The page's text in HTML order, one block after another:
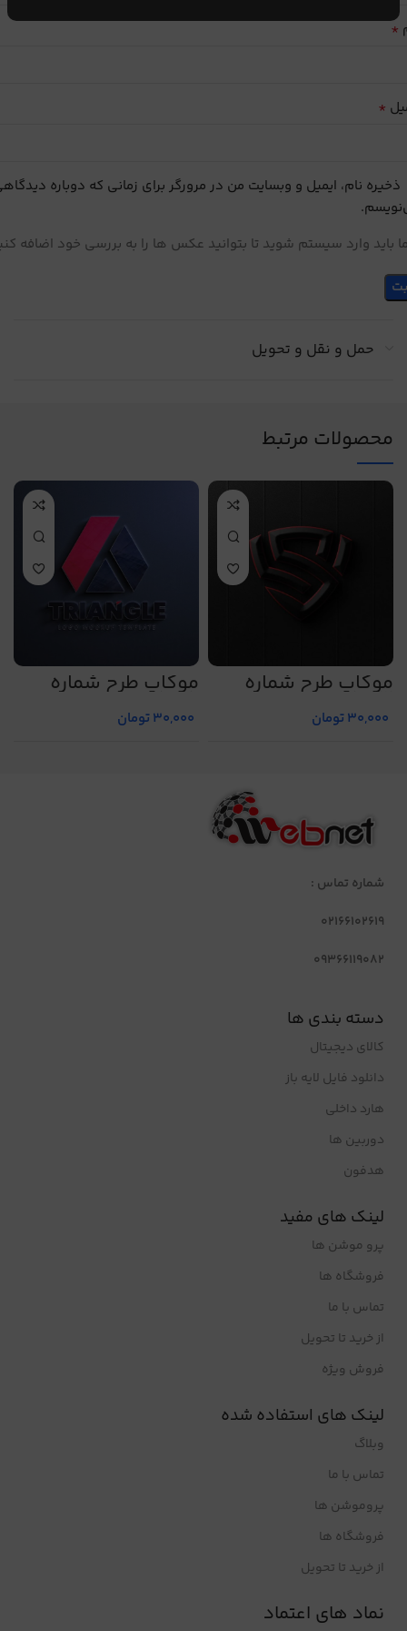
*
*
ذخیره نام، ایمیل و وبسایت من در مرورگر برای زمانی که دوباره
باید وارد سیستم شوید تا بتوانید عکس ها را به بررسی خود اضافه
حمل و نقل و تحویل
محصولات مرتبط
موکاپ طرح شماره
5022
30,000تومان
موکاپ طرح شماره
5015
30,000تومان
شماره تماس :
02166102619
09366119082
دسته بندی ها
کالای دیجیتال
دانلود فایل لایه باز
هارد داخلی
دوربین ها
هدفون
لینک های مفید
پرو موشن ها
فروشگاه ها
تماس با ما
از خرید تا تحویل
فروش ویژه
لینک های استفاده شده
وبلاگ
تماس با ما
پروموشن ها
فروشگاه ها
از خرید تا تحویل
نماد های اعتماد